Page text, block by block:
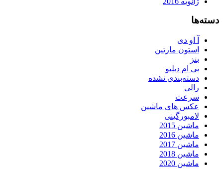
دسته‌ها
آ او دی
استون مارتین
بنز
بی ام دبلیو
دسته‌بندی نشده
رالی
سرعت
عکس های ماشین
لامبورگینی
ماشین 2015
ماشین 2016
ماشین 2017
ماشین 2018
ماشین 2020